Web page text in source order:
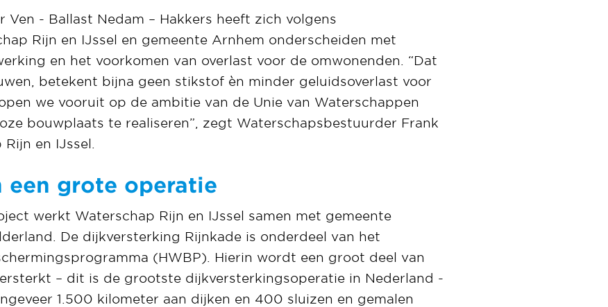
Ven - Ballast Nedam – Hakkers heeft zich volgens
Rijn en IJssel en gemeente Arnhem onderscheiden met
en het voorkomen van overlast voor de omwonenden. “Dat
betekent bijna geen stikstof èn minder geluidsoverlast voor
we vooruit op de ambitie van de Unie van Waterschappen
bouwplaats te realiseren”, zegt Waterschapsbestuurder Frank
en IJssel.
een grote operatie
werkt Waterschap Rijn en IJssel samen met gemeente
De dijkversterking Rijnkade is onderdeel van het
(HWBP). Hierin wordt een groot deel van
– dit is de grootste dijkversterkingsoperatie in Nederland -
1.500 kilometer aan dijken en 400 sluizen en gemalen